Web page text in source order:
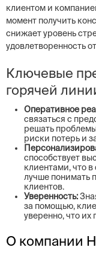
клиентом и
момент получить
снижает уровень
удовлетворенность
Ключевые
горячей
Оперативное
связаться с
решать
риски потерь и
способствует
клиентами, что
лучше понимать
клиентов.
Уверенность:
за помощью,
уверенно, что их
О компании